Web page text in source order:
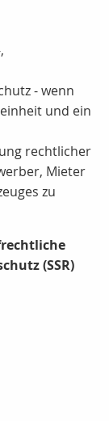
- wenn
und ein
rechtlicher
Mieter
zu
(SSR)